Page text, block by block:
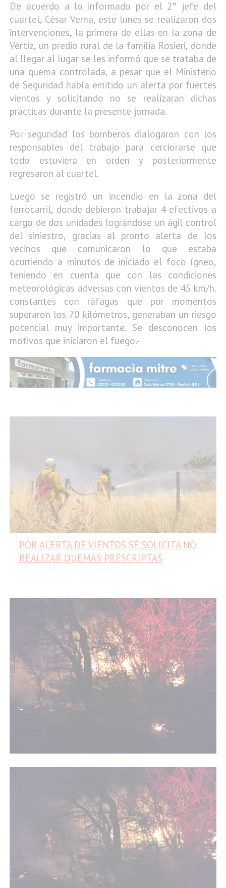
De acuerdo a lo informado por el 2° jefe del
cuartel, César Verna, este lunes se realizaron dos
intervenciones, la primera de ellas en la zona de
Vértiz, un predio rural de la familia Rosieri, donde
al llegar al lugar se les informó que se trataba de
una quema controlada, a pesar que el Ministerio
de Seguridad había emitido un alerta por fuertes
vientos y solicitando no se realizaran dichas
prácticas durante la presente jornada.
Por seguridad los bomberos dialogaron con los
responsables del trabajo para cerciorarse que
todo estuviera en orden y posteriormente
regresaron al cuartel.
Luego se registró un incendio en la zona del
ferrocarril, donde debieron trabajar 4 efectivos a
cargo de dos unidades lográndose un ágil control
del siniestro, gracias al pronto alerta de los
vecinos que comunicaron lo que estaba
ocurriendo a minutos de iniciado el foco ígneo,
teniendo en cuenta que con las condiciones
meteorológicas adversas con vientos de 45 km/h.
constantes con ráfagas que por momentos
superaron los 70 kilómetros, generaban un riesgo
potencial muy importante. Se desconocen los
motivos que iniciaron el fuego.-
POR ALERTA DE VIENTOS SE SOLICITA NO
REALIZAR QUEMAS PRESCRIPTAS